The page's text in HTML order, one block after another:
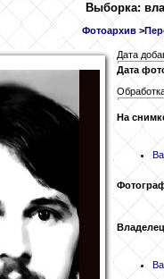
Выборка:
Фотоархив>
Дата
Дата
На